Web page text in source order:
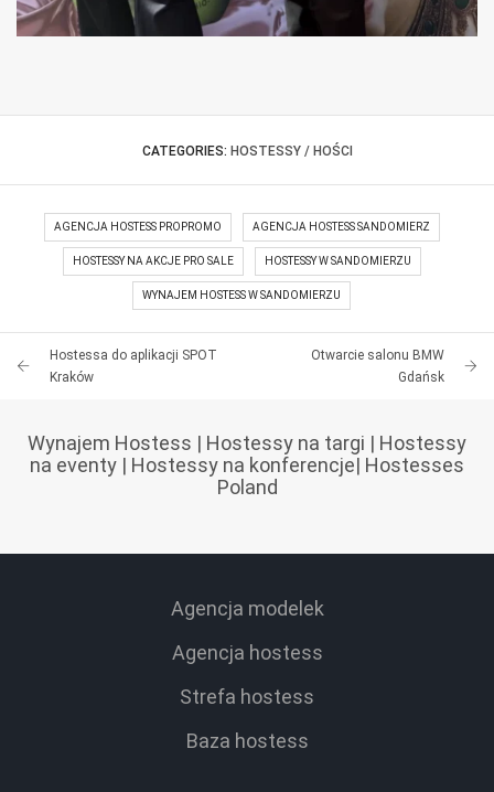
ŁODZI
CATEGORIES: HOSTESSY / HOŚCI
AGENCJA HOSTESS PROPROMO AGENCJA HOSTESS SANDOMIERZ
HOSTESSY NA AKCJE PRO SALE HOSTESSY W SANDOMIERZU
WYNAJEM HOSTESS W SANDOMIERZU
Hostessa do aplikacji SPOT
Kraków
Otwarcie salonu BMW
Gdańsk
Wynajem Hostess | Hostessy na targi | Hostessy
na eventy | Hostessy na konferencje| Hostesses
Poland
Agencja modelek
Agencja hostess
Strefa hostess
Baza hostess